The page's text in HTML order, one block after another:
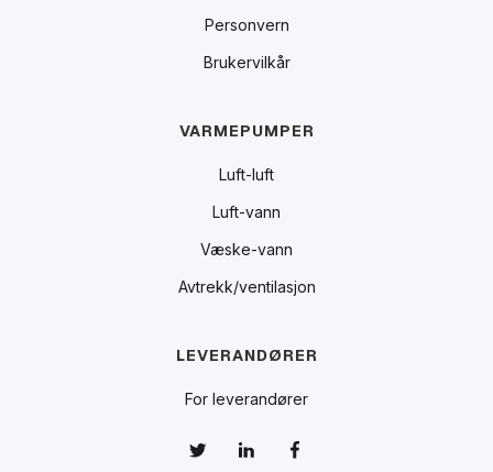
Personvern
Brukervilkår
VARMEPUMPER
Luft-luft
Luft-vann
Væske-vann
Avtrekk/ventilasjon
LEVERANDØRER
For leverandører